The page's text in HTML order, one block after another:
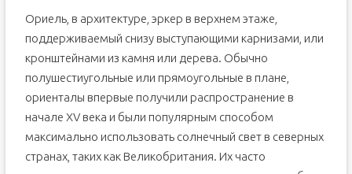
Ориель, в архитектуре, эркер в верхнем этаже,
поддерживаемый снизу выступающими карнизами, или
кронштейнами из камня или дерева. Обычно
полушестиугольные или прямоугольные в плане,
ориенталы впервые получили распространение в
начале XV века и были популярным способом
максимально использовать солнечный свет в северных
странах, таких как Великобритания. Их часто